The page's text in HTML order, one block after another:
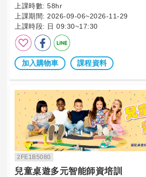
上課時數: 58hr
上課期間: 2026-09-06~2026-11-29
上課時段: 日 09:30~17:30
加入購物車 課程資料
2FE1B5080
兒童桌遊多元智能師資培訓